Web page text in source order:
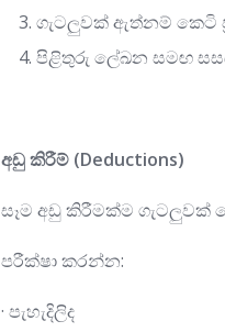
ගැටලුවක් ඇත්නම් කෙටි
පිළිතුරු ලේඛන සමඟ
අඩු කිරීම් (Deductions)
සෑම අඩු කිරීමක්ම ගැටලුවක්
පරීක්ෂා කරන්න:
· පැහැදිලිද